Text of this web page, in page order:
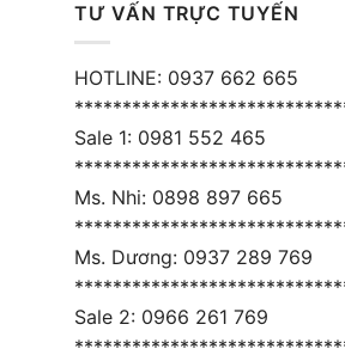
TƯ VẤN TRỰC TUYẾN
HOTLINE: 0937 662 665
Sale 1: 0981 552 465
Ms. Nhi: 0898 897 665
Ms. Dương: 0937 289 769
Sale 2: 0966 261 769